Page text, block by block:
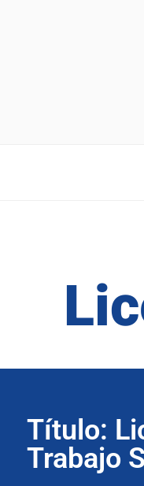
Título:
Trabajo